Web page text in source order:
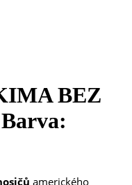
BEZ
amerického